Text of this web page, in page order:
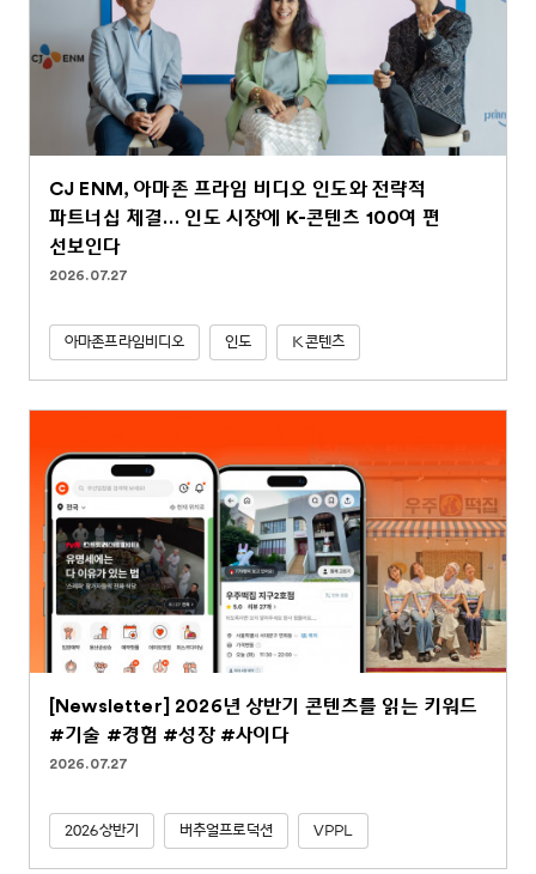
CJ ENM, 아마존 프라임 비디오 인도와 전략적
파트너십 체결… 인도 시장에 K-콘텐츠 100여 편
선보인다
2026.07.27
아마존프라임비디오 인도 K콘텐츠
[Newsletter] 2026년 상반기 콘텐츠를 읽는 키워드
#기술 #경험 #성장 #사이다
2026.07.27
2026상반기 버추얼프로덕션 VPPL